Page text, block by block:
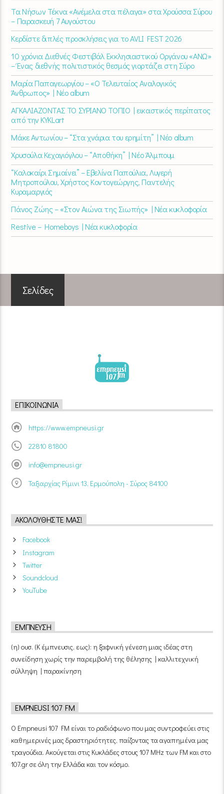
Τα Νήσων Τέκνα «Ανέμελα στα πέλαγα» στα Χρούσσα Σύρου
– Παρασκευή 7 Αυγούστου
Κερδίστε διπλές προσκλήσεις για το AVLI FEST 2026
10 χρόνια Διεθνές Φεστιβάλ Εκκλησιαστικού Οργάνου «ΑΝΩ»
– Ένας διεθνής πολιτιστικός θεσμός γιορτάζει στη Σύρο​
Μαρία Παπαγεωργίου – «Ο Τελευταίος Αναλογικός
Άνθρωπος» | Νέο album
ΑΓΚΑΛΙΑΖΟΝΤΑΣ ΤΟ ΣΥΡΙΑΝΟ ΤΟΠΙΟ | εικαστικός περίπατος
από την KYKLart
Μάκε Αντωνίου – “Στα χνάρια του ερημίτη” | Νέο album
Χρυσούλα Κεχαγιόγλου – “Αποθήκη” | Νέο Άλμπουμ
“Καλοκαίρι Σημαίνει” – Εβελίνα Παπούλια, Λυγερή
Μητροπούλου, Χρήστος Κοντογεώργης, Παντελής
Κυραμαργιός
Πάνος Ζώης – «Στον Αιώνα της Σιωπής» | Νέα κυκλοφορία
Restive – Homeboys | Νέα κυκλοφορία
Σελίδες
ΕΠΙΚΟΙΝΩΝΊΑ
https://www.empneusi.gr
22810 81800
info@empneusi.gr
Ταξιαρχίας Ρίμινι 13, Ερμούπολη - Σύρος 84100
ΑΚΟΛΟΥΘΉΣΤΕ ΜΑΣ!
Facebook
Instagram
Twitter
Soundcloud
YouTube
ΈΜΠΝΕΥΣΗ
(η) ουσ. (Κ έμπνευσις, εως): η ξαφνική γένεση μιας ιδέας στη
συνείδηση χωρίς την παρεμβολή της θέλησης | καλλιτεχνική
σύλληψη | παρακίνηση
EMPNEUSI 107 FM
Ο Empneusi 107 FM είναι το ραδιόφωνο που μας συντροφεύει στις
καθημερινές μας δραστηριότητες, παίζοντας τα αγαπημένα μας
τραγούδια. Ακούγεται στις Κυκλάδες στους 107 MHz των FM και στο
107.gr σε όλη την Ελλάδα και τον κόσμο.